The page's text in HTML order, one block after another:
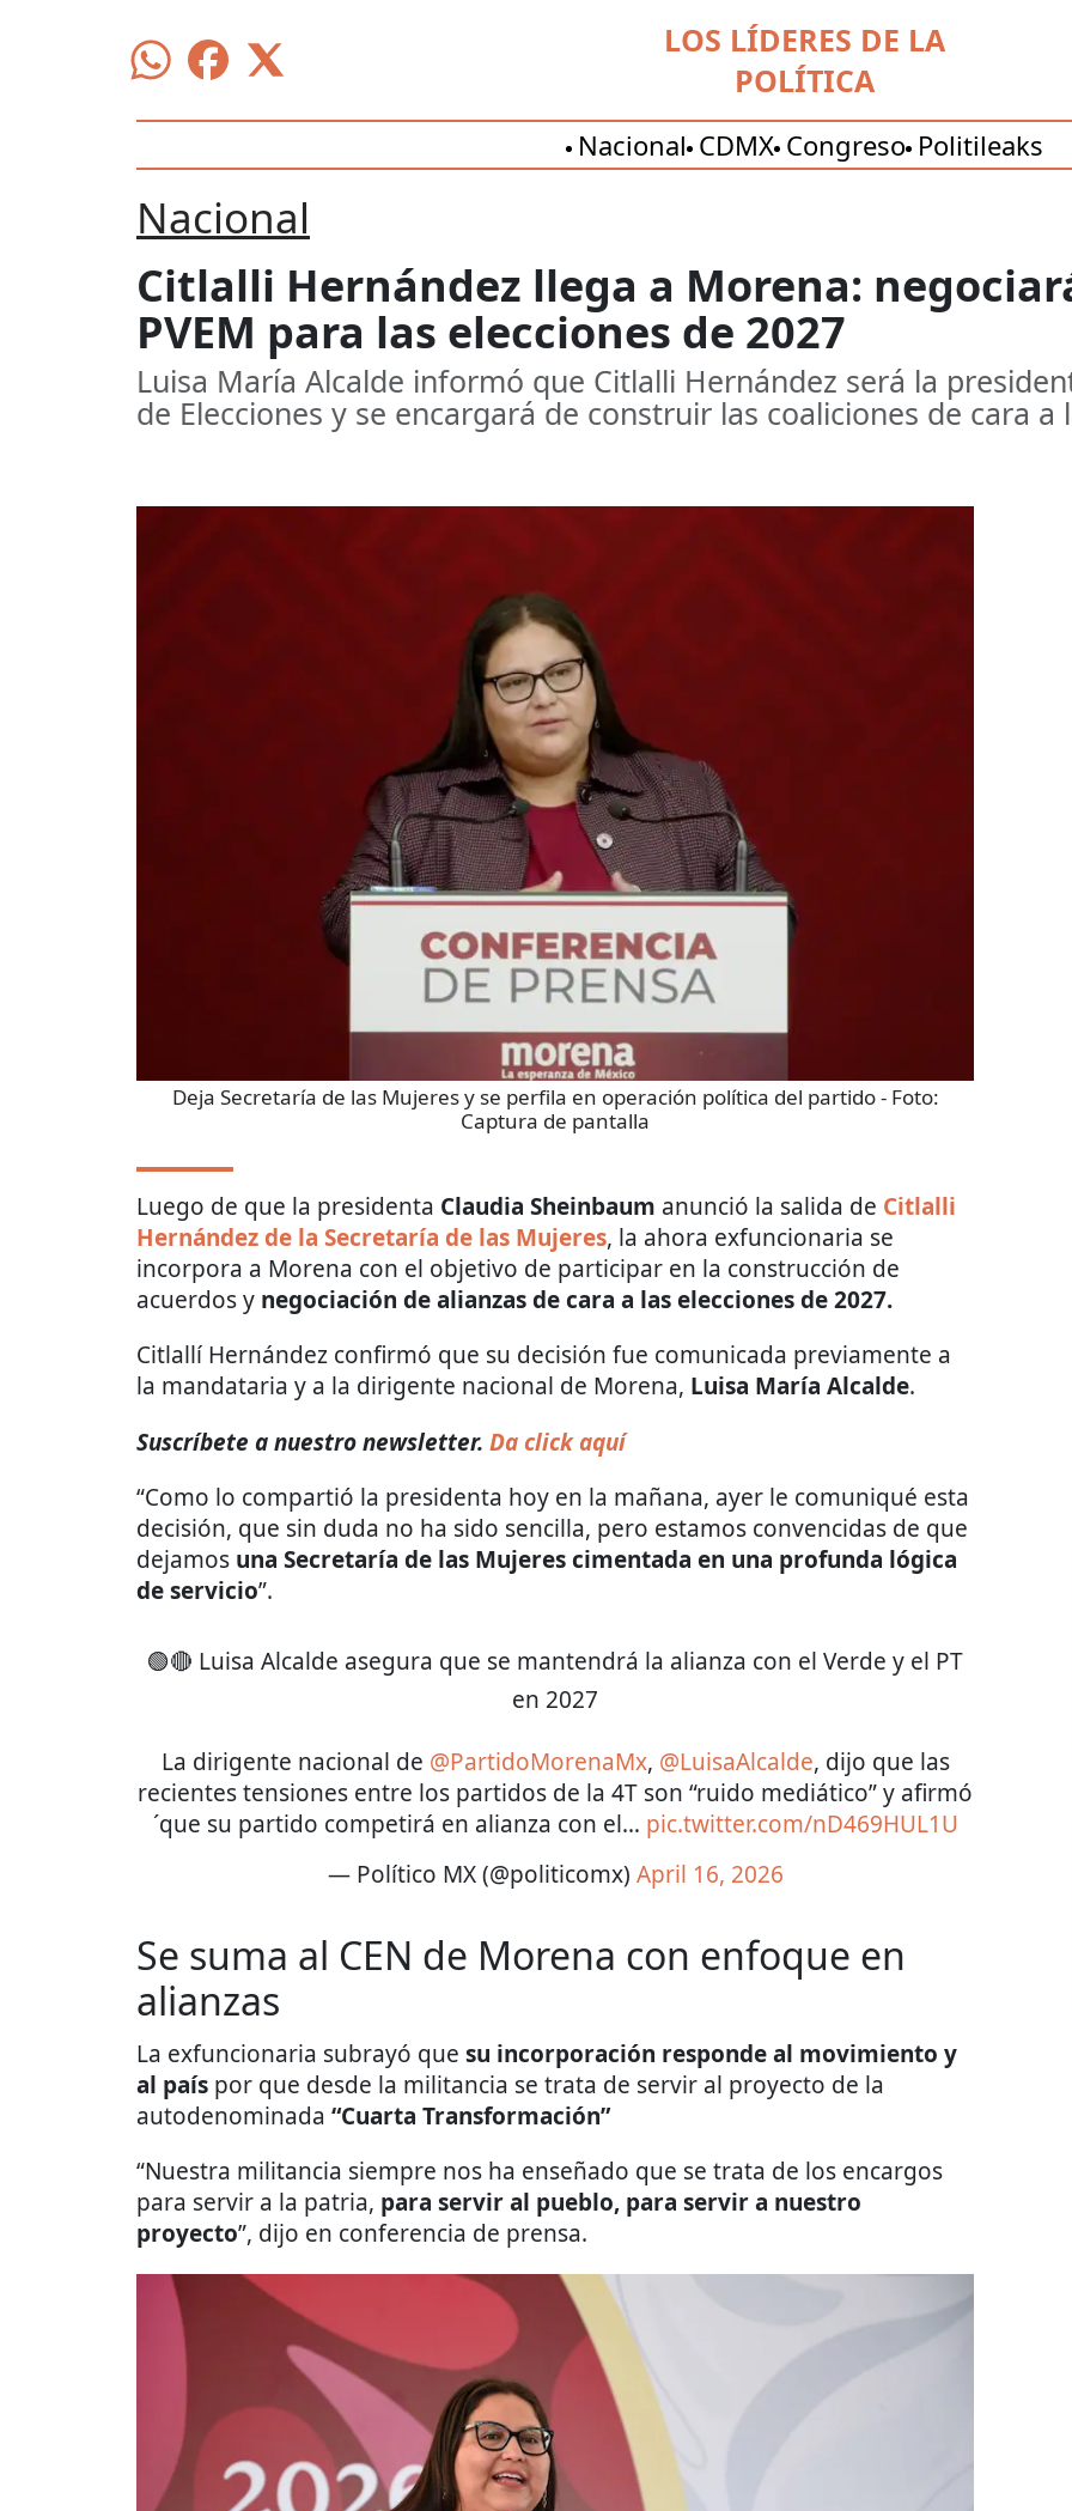
LOS LÍDERES DE LA
POLÍTICA
Nacional CDMX Congreso Politileaks
Nacional
Citlalli Hernández llega a Morena:
PVEM para las elecciones de 2027
Luisa María Alcalde informó que Citlalli Hernández será la
de Elecciones y se encargará de construir las coaliciones de cara a
Deja Secretaría de las Mujeres y se perfila en operación política del partido- Foto:
Captura de pantalla
Luego de que la presidenta Claudia Sheinbaum anunció la salida de Citlalli
Hernández de la Secretaría de las Mujeres, la ahora exfuncionaria se
incorpora a Morena con el objetivo de participar en la construcción de
acuerdos y negociación de alianzas de cara a las elecciones de 2027.
Citlallí Hernández confirmó que su decisión fue comunicada previamente a
la mandataria y a la dirigente nacional de Morena, Luisa María Alcalde.
Suscríbete a nuestro newsletter. Da click aquí
“Como lo compartió la presidenta hoy en la mañana, ayer le comuniqué esta
decisión, que sin duda no ha sido sencilla, pero estamos convencidas de que
dejamos una Secretaría de las Mujeres cimentada en una profunda lógica
de servicio”.
🟢🔴 Luisa Alcalde asegura que se mantendrá la alianza con el Verde y el PT
en 2027
La dirigente nacional de @PartidoMorenaMx, @LuisaAlcalde, dijo que las
recientes tensiones entre los partidos de la 4T son “ruido mediático” y afirmó
´que su partido competirá en alianza con el… pic.twitter.com/nD469HUL1U
— Político MX (@politicomx) April 16, 2026
Se suma al CEN de Morena con enfoque en
alianzas
La exfuncionaria subrayó que su incorporación responde al movimiento y
al país por que desde la militancia se trata de servir al proyecto de la
autodenominada “Cuarta Transformación”
“Nuestra militancia siempre nos ha enseñado que se trata de los encargos
para servir a la patria, para servir al pueblo, para servir a nuestro
proyecto”, dijo en conferencia de prensa.